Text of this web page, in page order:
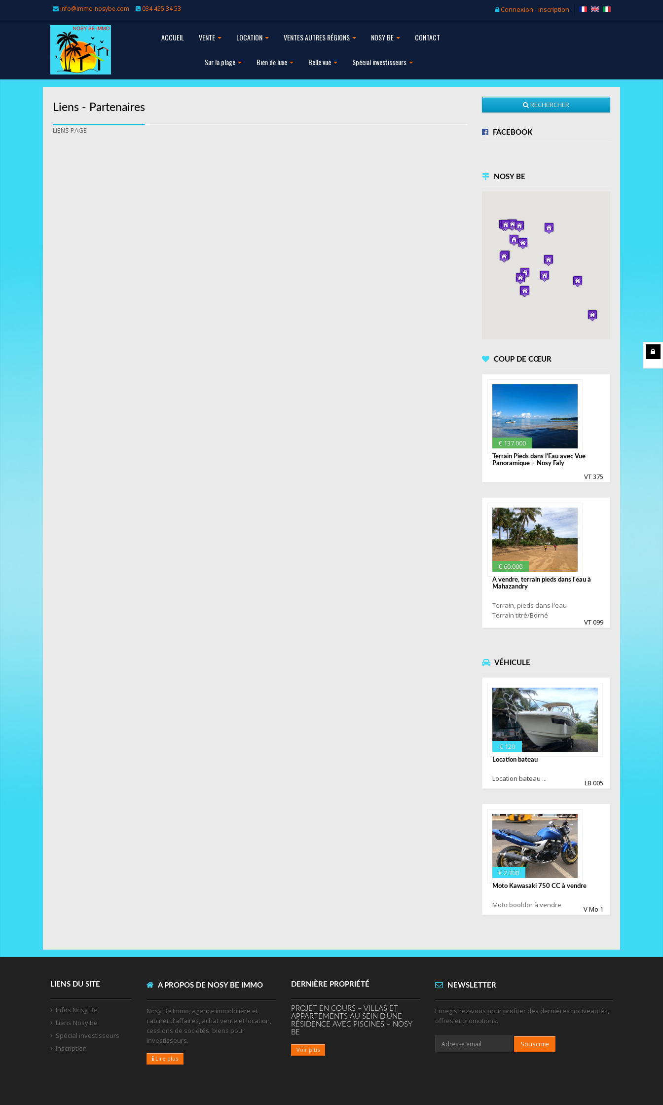
info@immo-nosybe.com 034 455 34 53 Connexion - Inscription
ACCUEIL VENTE LOCATION VENTES AUTRES RÉGIONS NOSY BE CONTACT
Sur la plage Bien de luxe Belle vue Spécial investisseurs
Liens - Partenaires
LIENS PAGE
RECHERCHER
FACEBOOK
NOSY BE
COUP DE CŒUR
€ 137.000
Terrain Pieds dans l’Eau avec Vue
Panoramique – Nosy Faly
VT 375
€ 60.000
A vendre, terrain pieds dans l'eau à
Mahazandry
Terrain, pieds dans l'eau
Terrain titré/Borné
VT 099
VÉHICULE
€ 120
Location bateau
Location bateau ... LB 005
€ 2.300
Moto Kawasaki 750 CC à vendre
Moto booldor à vendre V Mo 1
LIENS DU SITE
Infos Nosy Be
Liens Nosy Be
Spécial investisseurs
Inscription
A PROPOS DE NOSY BE IMMO
Nosy Be Immo, agence immobilière et
cabinet d’affaires, achat vente et location,
cessions de sociétés, biens pour
investisseurs.
Lire plus
DERNIÈRE PROPRIÉTÉ
PROJET EN COURS – VILLAS ET
APPARTEMENTS AU SEIN D'UNE
RÉSIDENCE AVEC PISCINES – NOSY
BE
Voir plus
NEWSLETTER
Enregistrez-vous pour profiter des dernières nouveautés,
offres et promotions.
Souscrire